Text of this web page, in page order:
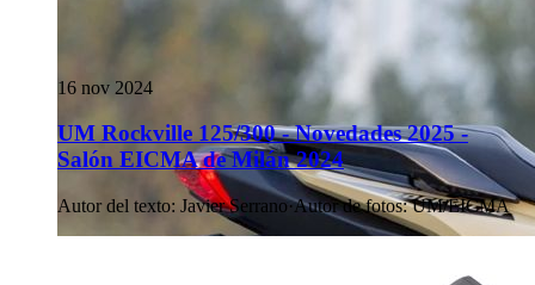
16 nov 2024
UM Rockville 125/300 - Novedades 2025 -
Salón EICMA de Milán 2024
Autor del texto: Javier Serrano·Autor de fotos: UM/EICMA